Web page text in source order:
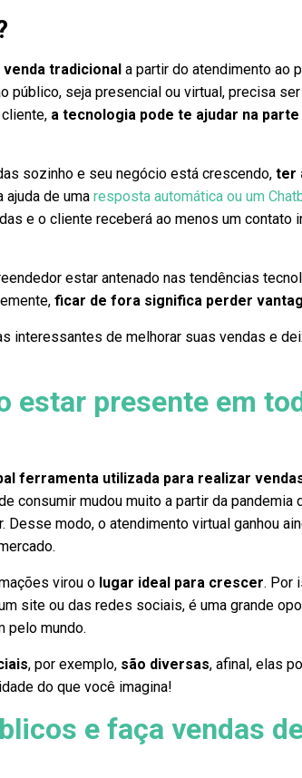
tradicional a partir do atendimento ao
público, seja presencial ou virtual, precisa
a tecnologia pode te ajudar na
sozinho e seu negócio está crescendo,ter
ajuda de uma resposta automática ou um
e o cliente receberá ao menos um contato
estar antenado nas tendências
ficar de fora significa perder
interessantes de melhorar suas vendas e
estar presente em
ferramenta utilizada para realizar
consumir mudou muito a partir da pandemia
Desse modo, o atendimento virtual ganhou
virou o lugar ideal para crescer. Por
site ou das redes sociais, é uma grande
pelo mundo.
, por exemplo, são diversas, afinal, elas
do que você imagina!
e faça vendas